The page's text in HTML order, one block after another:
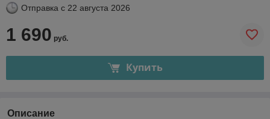
Отправка с 22 августа 2026
1 690 руб.
Купить
Описание